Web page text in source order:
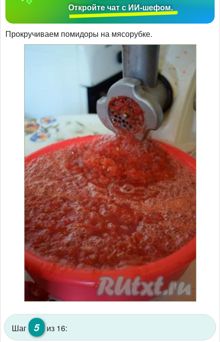
Откройте чат с ИИ-шефом.
Прокручиваем помидоры на мясорубке.
Шаг 5
из 16: